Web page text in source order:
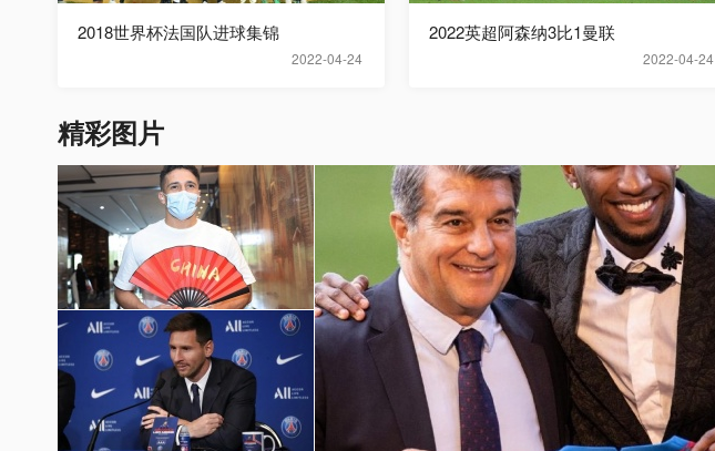
2022-04-24
2018世界杯法国队进球集锦
2022-04-24
2022英超阿森纳3比1曼联
精彩图片
国足世预赛12强赛图片